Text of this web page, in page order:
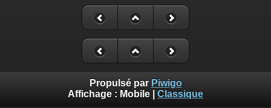
Propulsé par Piwigo
Affichage : Mobile Classique